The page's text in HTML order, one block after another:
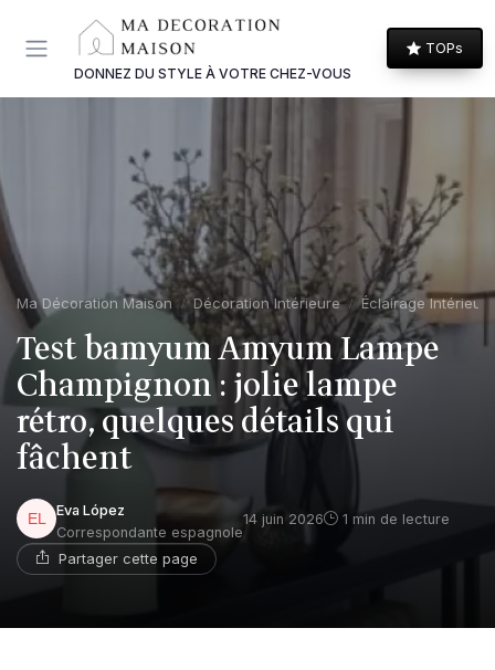
DONNEZ DU STYLE À VOTRE CHEZ-VOUS
TOPs
Ma Décoration Maison Décoration Intérieure Éclairage Intérieur
Test bamyum Amyum Lampe
Champignon : jolie lampe
rétro, quelques détails qui
fâchent
Eva López
Correspondante espagnole
14 juin 2026 1 min de lecture
Partager cette page
Panneau de gestion des cookies